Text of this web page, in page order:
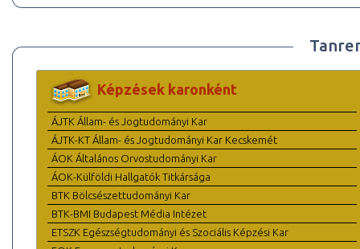
Képzések karonként
ÁJTK Állam- és Jogtudományi Kar
ÁJTK-KT Állam- és Jogtudományi Kar Kecskemét
ÁOK Általános Orvostudományi Kar
ÁOK-Külföldi Hallgatók Titkársága
BTK Bölcsészettudományi Kar
BTK-BMI Budapest Média Intézet
ETSZK Egészségtudományi és Szociális Képzési Kar